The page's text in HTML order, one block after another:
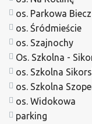
os. Parkowa Biecz
os. Śródmieście
os. Szajnochy
Os. Szkolna -
os. Szkolna
os. Szkolna
os. Widokowa
parking